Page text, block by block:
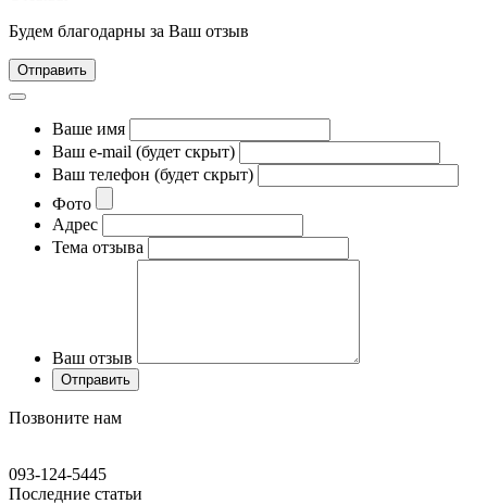
Будем благодарны за Ваш отзыв
Отправить
Ваше имя
Ваш e-mail (будет скрыт)
Ваш телефон (будет скрыт)
Фото
Адрес
Тема отзыва
Ваш отзыв
Позвоните нам
093-124-5445
Последние статьи